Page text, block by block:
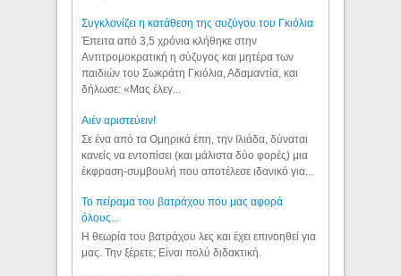
Συγκλονίζει η κατάθεση της συζύγου του Γκιόλια
Έπειτα από 3,5 χρόνια κλήθηκε στην
Αντιτρομοκρατική η σύζυγος και μητέρα των
παιδιών του Σωκράτη Γκιόλια, Αδαμαντία, και
δήλωσε: «Μας έλεγ...
Aιέν αριστεύειν!
Σε ένα από τα Ομηρικά έπη, την Ιλιάδα, δύναται
κανείς να εντοπίσει (και μάλιστα δύο φορές) μια
έκφραση-συμβουλή που αποτέλεσε ιδανικό για...
Το πείραμα του βατράχου που μας αφορά
όλους...
Η θεωρία του βατράχου λες και έχει επινοηθεί για
μας. Την ξέρετε; Είναι πολύ διδακτική.